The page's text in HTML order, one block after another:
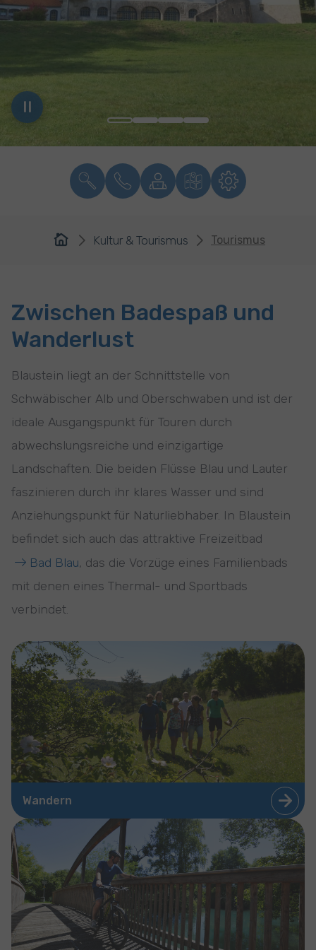
Kultur & Tourismus Tourismus
Zwischen Badespaß und
Wanderlust
Blaustein liegt an der Schnittstelle von
Schwäbischer Alb und Oberschwaben und ist der
ideale Ausgangspunkt für Touren durch
abwechslungsreiche und einzigartige
Landschaften. Die beiden Flüsse Blau und Lauter
faszinieren durch ihr klares Wasser und sind
Anziehungspunkt für Naturliebhaber. In Blaustein
befindet sich auch das attraktive Freizeitbad
Bad Blau, das die Vorzüge eines Familienbads
mit denen eines Thermal- und Sportbads
verbindet.
Wandern